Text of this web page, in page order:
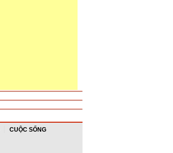
CUỘC SỐNG